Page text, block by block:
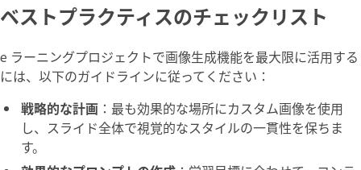
ベストプラクティスのチェックリスト
e ラーニングプロジェクトで画像生成機能を最大限に活用する
には、以下のガイドラインに従ってください：
戦略的な計画 ：最も効果的な場所にカスタム画像を使用
し、スライド全体で視覚的なスタイルの一貫性を保ちま
す。